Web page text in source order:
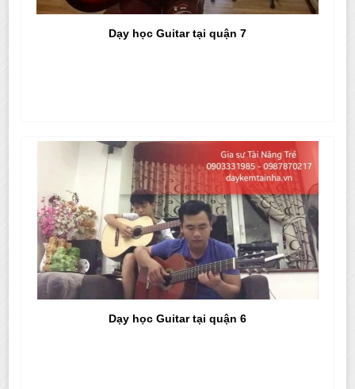
Dạy học Guitar tại quận 7
Dạy học Guitar tại quận 6